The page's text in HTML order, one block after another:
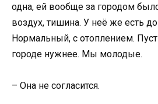
одна, ей вообще за городом
воздух, тишина. У неё же есть
Нормальный, с отоплением.
городе нужнее. Мы молодые.
– Она не согласится.